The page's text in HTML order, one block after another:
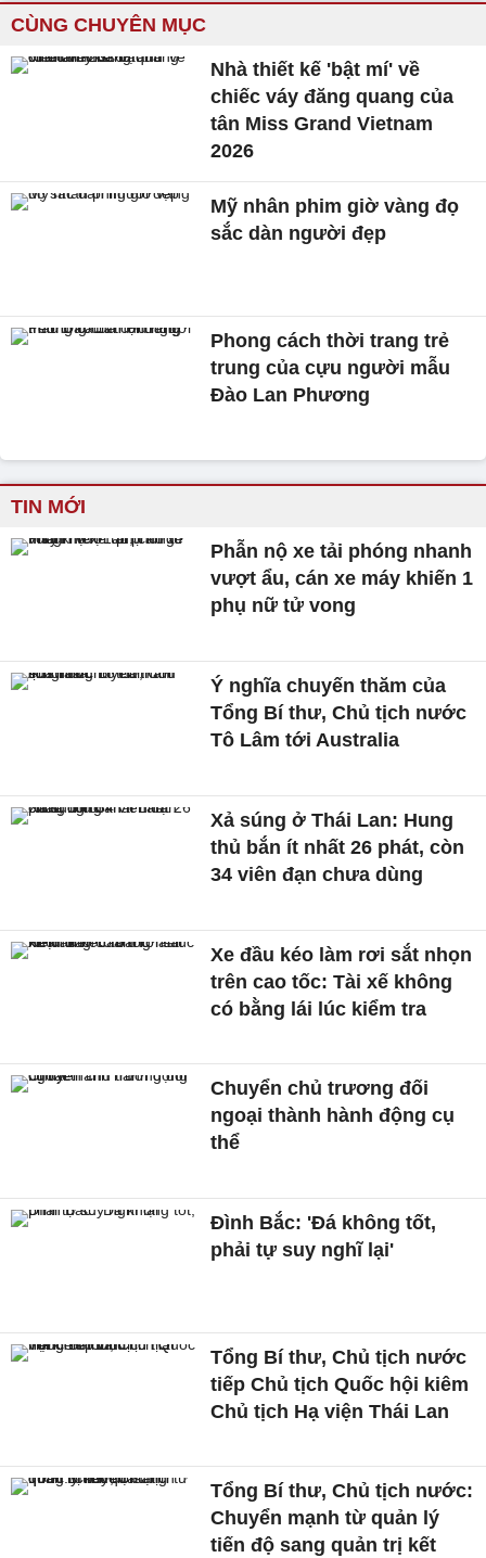
CÙNG CHUYÊN MỤC
Nhà thiết kế 'bật mí' về
chiếc váy đăng quang của
tân Miss Grand Vietnam
2026
Mỹ nhân phim giờ vàng đọ
sắc dàn người đẹp
Phong cách thời trang trẻ
trung của cựu người mẫu
Đào Lan Phương
TIN MỚI
Phẫn nộ xe tải phóng nhanh
vượt ẩu, cán xe máy khiến 1
phụ nữ tử vong
Ý nghĩa chuyến thăm của
Tổng Bí thư, Chủ tịch nước
Tô Lâm tới Australia
Xả súng ở Thái Lan: Hung
thủ bắn ít nhất 26 phát, còn
34 viên đạn chưa dùng
Xe đầu kéo làm rơi sắt nhọn
trên cao tốc: Tài xế không
có bằng lái lúc kiểm tra
Chuyển chủ trương đối
ngoại thành hành động cụ
thể
Đình Bắc: 'Đá không tốt,
phải tự suy nghĩ lại'
Tổng Bí thư, Chủ tịch nước
tiếp Chủ tịch Quốc hội kiêm
Chủ tịch Hạ viện Thái Lan
Tổng Bí thư, Chủ tịch nước:
Chuyển mạnh từ quản lý
tiến độ sang quản trị kết